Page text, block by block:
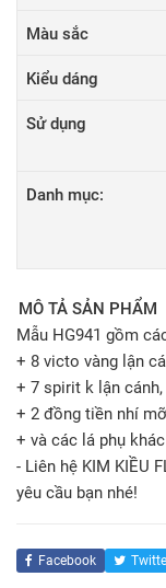
Màu sắc
Kiểu dáng
Sử dụng
Danh mục:
MÔ TẢ SẢN PHẨM
Mẫu HG941 gồm
+ 8 victo vàng lận
+ 7 spirit k lận
+ 2 đồng tiền nhí
+ và các lá phụ khác
- Liên hệ KIM KIỀU
yêu cầu bạn nhé!
Facebook